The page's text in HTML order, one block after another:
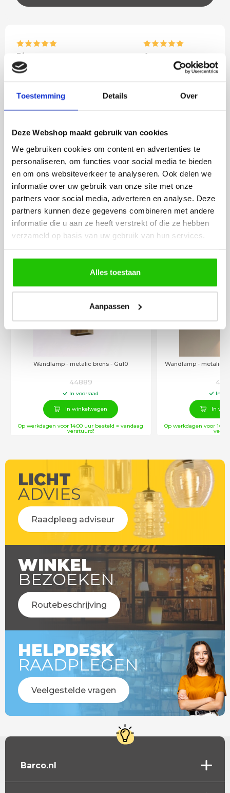
Toestemming Details Over
Deze Webshop maakt gebruik van cookies
We gebruiken cookies om content en advertenties te
personaliseren, om functies voor social media te bieden
en om ons websiteverkeer te analyseren. Ook delen we
informatie over uw gebruik van onze site met onze
partners voor social media, adverteren en analyse. Deze
partners kunnen deze gegevens combineren met andere
informatie die u aan ze heeft verstrekt of die ze hebben
verzameld op basis van uw gebruik van hun services.
Alles toestaan
Aanpassen
Rian
Fijne site waar ik een mooie
besteld. De volgende dag
werd deze al bezorgd. Super
Anne
Het bestellen,
volledig naar wens.
eenvoudig te
MEER PRODUCTEN
UIT DE SERIE METALICO
Wandlamp - metalic brons - Gu10
44889
In voorraad
In winkelwagen
Op werkdagen voor 14:00 uur besteld = vandaag
verstuurd!
Wandlamp - metalic
In
In
Op werkdagen voor
LICHT
ADVIES
Raadpleeg adviseur
WINKEL
BEZOEKEN
Routebeschrijving
HELPDESK
RAADPLEGEN
Veelgestelde vragen
Barco.nl